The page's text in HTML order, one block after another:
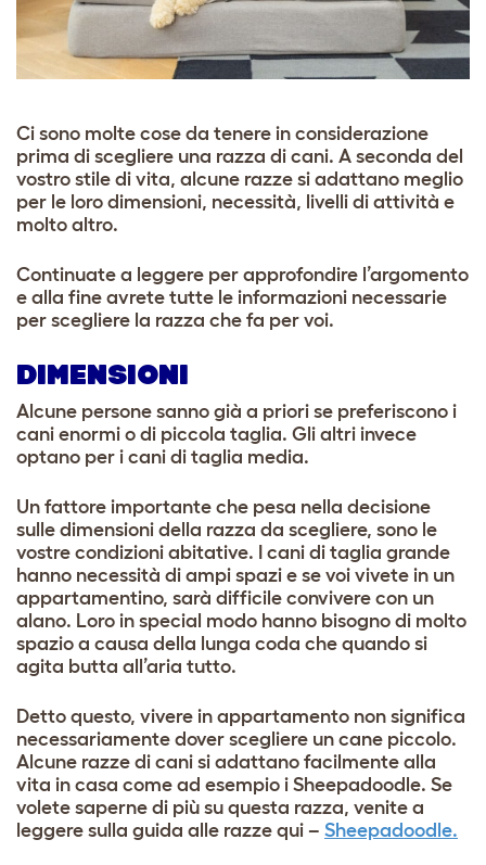
Ci sono molte cose da tenere in considerazione
prima di scegliere una razza di cani. A seconda del
vostro stile di vita, alcune razze si adattano meglio
per le loro dimensioni, necessità, livelli di attività e
molto altro.
Continuate a leggere per approfondire l’argomento
e alla fine avrete tutte le informazioni necessarie
per scegliere la razza che fa per voi.
DIMENSIONI
Alcune persone sanno già a priori se preferiscono i
cani enormi o di piccola taglia. Gli altri invece
optano per i cani di taglia media.
Un fattore importante che pesa nella decisione
sulle dimensioni della razza da scegliere, sono le
vostre condizioni abitative. I cani di taglia grande
hanno necessità di ampi spazi e se voi vivete in un
appartamentino, sarà difficile convivere con un
alano. Loro in special modo hanno bisogno di molto
spazio a causa della lunga coda che quando si
agita butta all’aria tutto.
Detto questo, vivere in appartamento non significa
necessariamente dover scegliere un cane piccolo.
Alcune razze di cani si adattano facilmente alla
vita in casa come ad esempio i Sheepadoodle. Se
volete saperne di più su questa razza, venite a
leggere sulla guida alle razze qui – Sheepadoodle.